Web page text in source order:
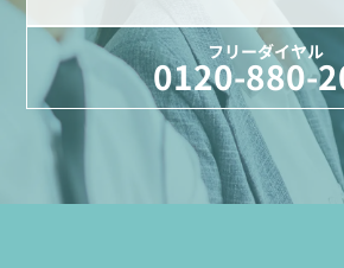
フリーダイヤル
0120-880-